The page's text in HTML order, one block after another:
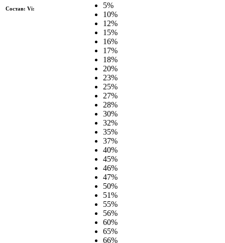
Состав: Vi:
5%
10%
12%
15%
16%
17%
18%
20%
23%
25%
27%
28%
30%
32%
35%
37%
40%
45%
46%
47%
50%
51%
55%
56%
60%
65%
66%